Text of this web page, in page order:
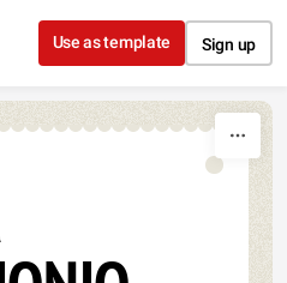
to content
Use as template Sign up